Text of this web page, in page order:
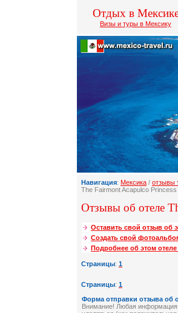
Отдых в
Визы и туры в Мексику
Навигация: Мексика / отзывы
The Fairmont Acapulco Princess
Отзывы об отеле
Оставить свой отзыв об
Создать свой
Подробнее об этом отеле
Страницы: 1
Страницы: 1
Форма отправки отзыва об
Внимание! Любая информация